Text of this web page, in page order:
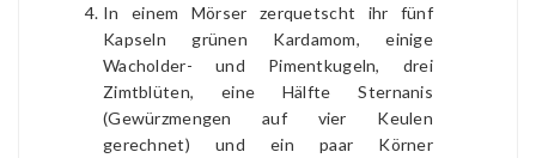
In einem Mörser zerquetscht ihr fünf
Kapseln grünen Kardamom, einige
Wacholder- und Pimentkugeln, drei
Zimtblüten, eine Hälfte Sternanis
(Gewürzmengen auf vier Keulen
gerechnet) und ein paar Körner